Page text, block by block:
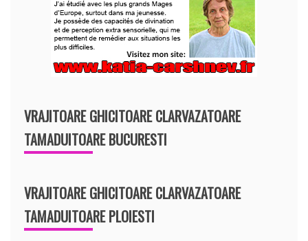
VRAJITOARE GHICITOARE CLARVAZATOARE
TAMADUITOARE BUCURESTI
VRAJITOARE GHICITOARE CLARVAZATOARE
TAMADUITOARE PLOIESTI